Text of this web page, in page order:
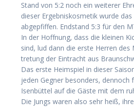
Stand von 5:2 noch ein wei­te­rer
die­ser Ergeb­nis­kos­me­tik wur­de das
abge­pfif­fen. End­stand 5:3 für den
In der Hoff­nung, dass die klei­nen
sind, lud dann die ers­te Her­ren
tre­tung der Ein­tracht aus
Das ers­te Heim­spiel in die­ser
jeden Geg­ner beson­ders, den­noch
Isen­büt­tel auf die Gäs­te mit dem
Die Jungs waren also sehr heiß,